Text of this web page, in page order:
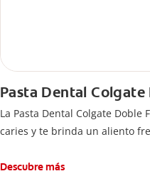
Pasta Dental Colgate
La Pasta Dental Colgate
caries y te brinda un aliento
Descubre más